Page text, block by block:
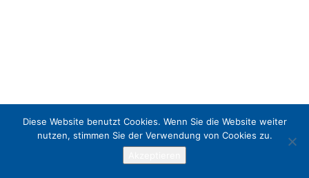
Diese Website benutzt Cookies. Wenn Sie die Website weiter
nutzen, stimmen Sie der Verwendung von Cookies zu.